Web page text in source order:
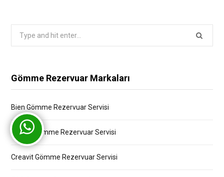
Gömme Rezervuar Markaları
Bien Gömme Rezervuar Servisi
Bocchi Gömme Rezervuar Servisi
Creavit Gömme Rezervuar Servisi